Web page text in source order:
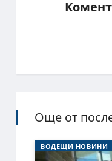
Още от
ВОДЕЩИ НОВИНИ